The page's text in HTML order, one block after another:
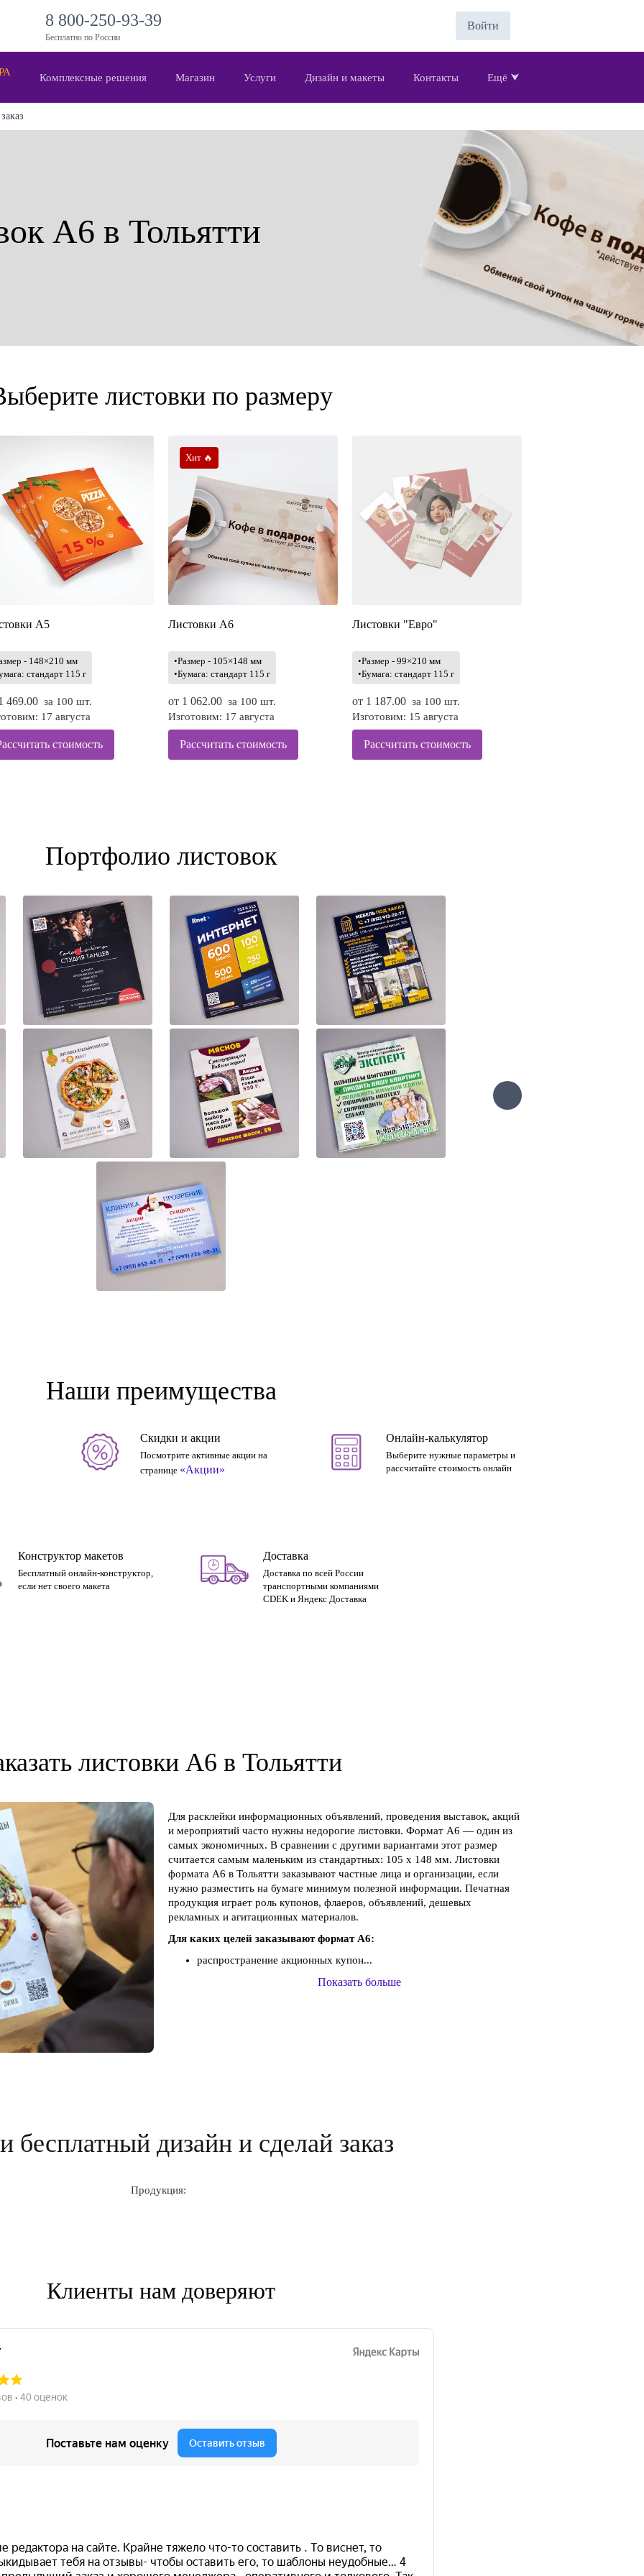
8 800-250-93-39
Бесплатно по России
Войти
Комплексные решения Магазин Услуги Дизайн и макеты Контакты Ещё ⮟
А6 в Тольятти
листовки по размеру
А5
- 148×210 мм
стандарт 115 г
469.00 за 100 шт.
17 августа
стоимость
Хит 🔥
Листовки А6
•Размер - 105×148 мм
•Бумага: стандарт 115 г
от 1 062.00 за 100 шт.
Изготовим: 17 августа
Рассчитать стоимость
Листовки "Евро"
•Размер - 99×210 мм
•Бумага: стандарт 115 г
от 1 187.00 за 100 шт.
Изготовим: 15 августа
Рассчитать стоимость
Портфолио листовок
Наши преимущества
Скидки и акции
Посмотрите активные акции на
странице «Акции»
Онлайн-калькулятор
Выберите нужные параметры и
рассчитайте стоимость онлайн
Конструктор макетов
Бесплатный онлайн-конструктор,
если нет своего макета
Доставка
Доставка по всей России
транспортными компаниями
CDEK и Яндекс Доставка
листовки А6 в Тольятти
Для расклейки информационных объявлений, проведения выставок, акций
и мероприятий часто нужны недорогие листовки. Формат А6 — один из
самых экономичных. В сравнении с другими вариантами этот размер
считается самым маленьким из стандартных: 105 х 148 мм. Листовки
формата А6 в Тольятти заказывают частные лица и организации, если
нужно разместить на бумаге минимум полезной информации. Печатная
продукция играет роль купонов, флаеров, объявлений, дешевых
рекламных и агитационных материалов.
Для каких целей заказывают формат А6:
распространение акционных купон...
Показать больше
бесплатный дизайн и сделай заказ
Продукция:
Клиенты нам доверяют